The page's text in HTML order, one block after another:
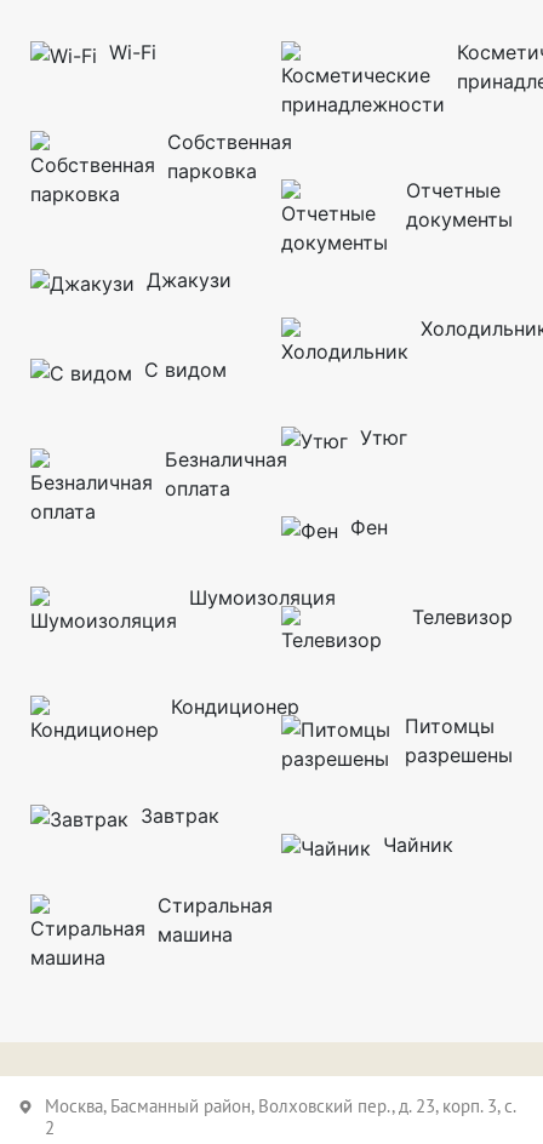
Wi-Fi
Собственная
парковка
Джакузи
С видом
Безналичная
оплата
Шумоизоляция
Кондиционер
Завтрак
Стиральная
машина
Отчетные
документы
Утюг
Фен
Телевизор
Питомцы
разрешены
Чайник
Москва, Басманный район, Волховский пер., д. 23, корп. 3, с.
2